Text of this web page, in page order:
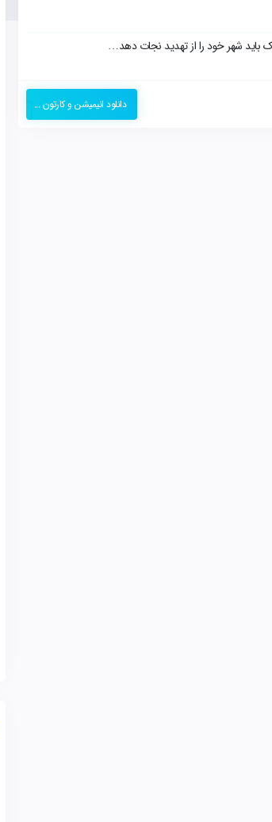
باید شهر خود را از تهدید نجات دهد…
دانلود انیمیشن و کارتون ...